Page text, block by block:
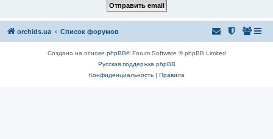
orchids.ua Список форумов
Создано на основе phpBB® Forum Software © phpBB Limited
Русская поддержка phpBB
Конфиденциальность| Правила